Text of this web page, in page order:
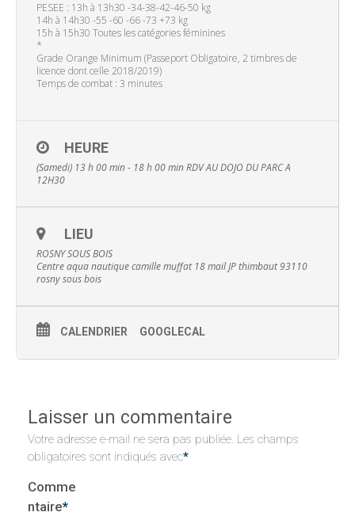
PESEE : 13h à 13h30 -34-38-42-46-50 kg
14h à 14h30 -55 -60 -66 -73 +73 kg
15h à 15h30 Toutes les catégories féminines
*
Grade Orange Minimum (Passeport Obligatoire, 2 timbres de
licence dont celle 2018/2019)
Temps de combat : 3 minutes
HEURE
(Samedi) 13 h 00 min - 18 h 00 minRDV AU DOJO DU PARC A
12H30
LIEU
ROSNY SOUS BOIS
Centre aqua nautique camille muffat 18 mail JP thimbaut 93110
rosny sous bois
CALENDRIER GOOGLECAL
Laisser un commentaire
Votre adresse e-mail ne sera pas publiée. Les champs
obligatoires sont indiqués avec*
Comme
ntaire*